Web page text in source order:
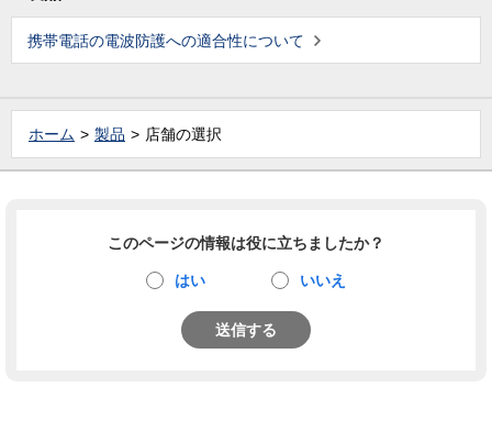
携帯電話の電波防護への適合性について
ホーム 製品 店舗の選択
このページの情報は役に立ちましたか？
はい いいえ
送信する